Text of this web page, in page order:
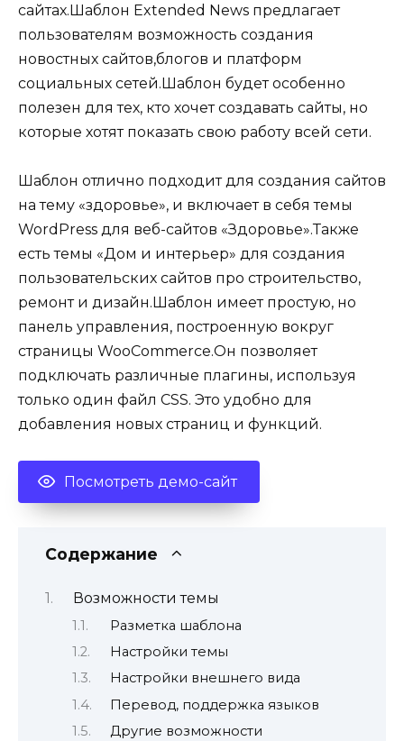
сайтах.Шаблон Extended News предлагает
пользователям возможность создания
новостных сайтов,блогов и платформ
социальных сетей.Шаблон будет особенно
полезен для тех, кто хочет создавать сайты, но
которые хотят показать свою работу всей сети.
Шаблон отлично подходит для создания сайтов
на тему «здоровье», и включает в себя темы
WordPress для веб-сайтов «Здоровье».Также
есть темы «Дом и интерьер» для создания
пользовательских сайтов про строительство,
ремонт и дизайн.Шаблон имеет простую, но
панель управления, построенную вокруг
страницы WooCommerce.Он позволяет
подключать различные плагины, используя
только один файл CSS. Это удобно для
добавления новых страниц и функций.
Посмотреть демо-сайт
Содержание
Возможности темы
Разметка шаблона
Настройки темы
Настройки внешнего вида
Перевод, поддержка языков
Другие возможности